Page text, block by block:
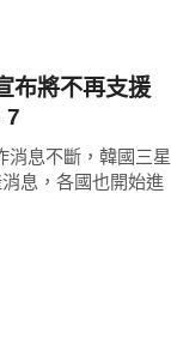
布將不再支援
7
消息不斷，韓國三星
息，各國也開始進